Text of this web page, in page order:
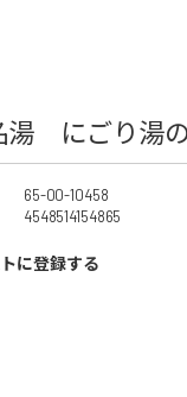
湯 にごり湯
65-00-10458
4548514154865
に登録する